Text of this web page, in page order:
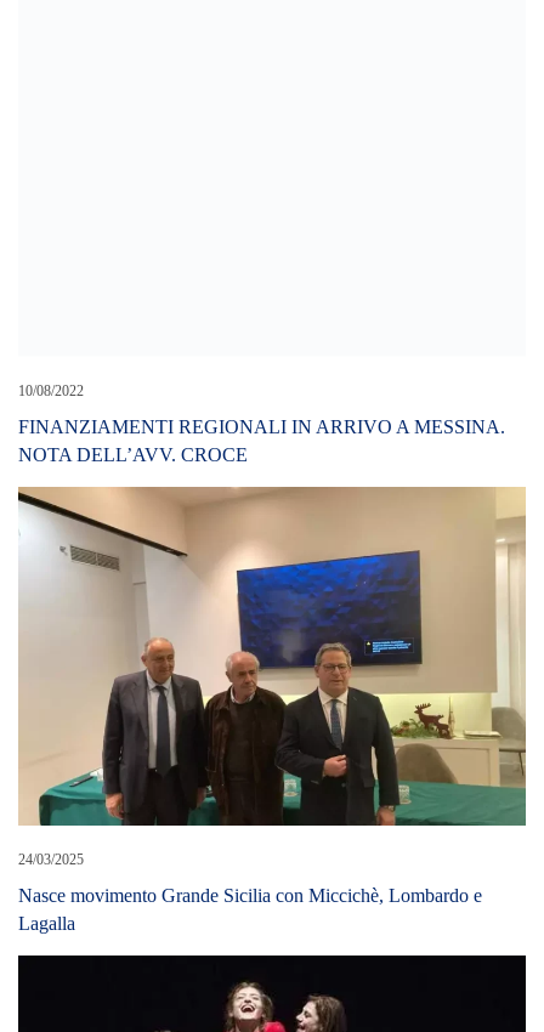
10/08/2022
FINANZIAMENTI REGIONALI IN ARRIVO A MESSINA.
NOTA DELL’AVV. CROCE
24/03/2025
Nasce movimento Grande Sicilia con Miccichè, Lombardo e
Lagalla